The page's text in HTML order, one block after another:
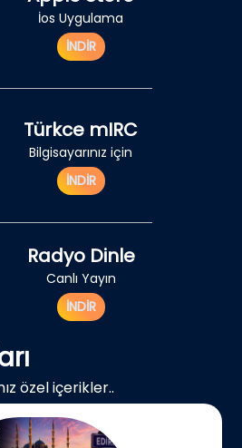
İos Uygulama
İNDİR
Türkce mIRC
Bilgisayarınız için
İNDİR
Radyo Dinle
Canlı Yayın
İNDİR
özel içerikler..